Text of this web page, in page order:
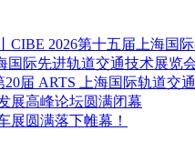
CIBE 2026第十五届上海国
国际先进轨道交通技术展览
届 ARTS 上海国际轨道交
展高峰论坛圆满闭幕
展圆满落下帷幕！